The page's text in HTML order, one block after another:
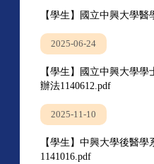
【學生】國立中興大學
2025-06-24
【學生】國立中興大學
辦法1140612.pdf
2025-11-10
【學生】中興大學後醫
1141016.pdf